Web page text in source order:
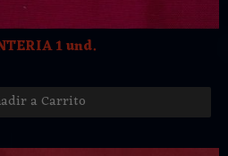
1 und.
a Carrito